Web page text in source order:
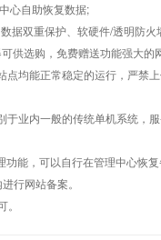
心自助恢复数据;
据双重保护、软硬件/透明防火
供选购，免费赠送功能强大
点均能正常稳定的运行，严禁
业内一般的传统单机系统，
能，可以自行在管理中心恢
行网站备案。